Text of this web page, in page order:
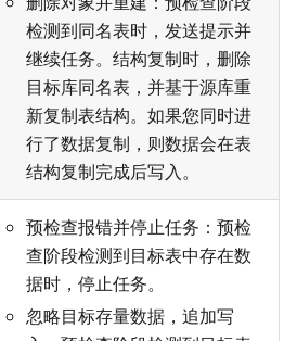
检测到同名表时，发送提示并
继续任务。结构复制时，删除
目标库同名表，并基于源库重
新复制表结构。如果您同时进
行了数据复制，则数据会在表
结构复制完成后写入。
预检查报错并停止任务：预检
查阶段检测到目标表中存在数
据时，停止任务。
忽略目标存量数据，追加写